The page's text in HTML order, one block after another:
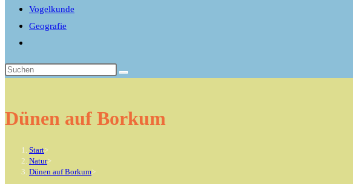
Vogelkunde
Geografie
umschalten
Dünen auf Borkum
Start>
Natur>
Dünen auf Borkum>